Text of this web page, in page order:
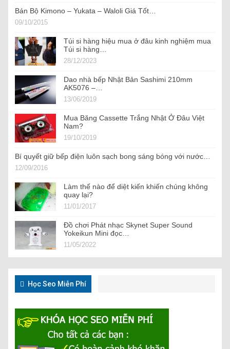
Bán Bộ Kimono – Yukata – Waloli Giá Tốt…
09/10/2015
Túi si hàng hiệu mua ở đâu kinh nghiệm mua
Túi si hàng…
28/12/2023
Dao nhà bếp Nhật Bản Sashimi 210mm
AK5076 –…
13/06/2019
Mua Băng Cassette Trắng Nhật Ở Đâu Việt
Nam?
19/10/2019
Bí quyết giữ bếp điện luôn sạch bong sáng bóng với nước…
12/09/2016
Làm thế nào để diệt kiến khiến chúng không
quay lại?
11/01/2017
Đồ chơi Phát nhạc Skynet Super Sound
Yokeikun Mini đọc…
11/05/2022
Học Seo Miễn Phí